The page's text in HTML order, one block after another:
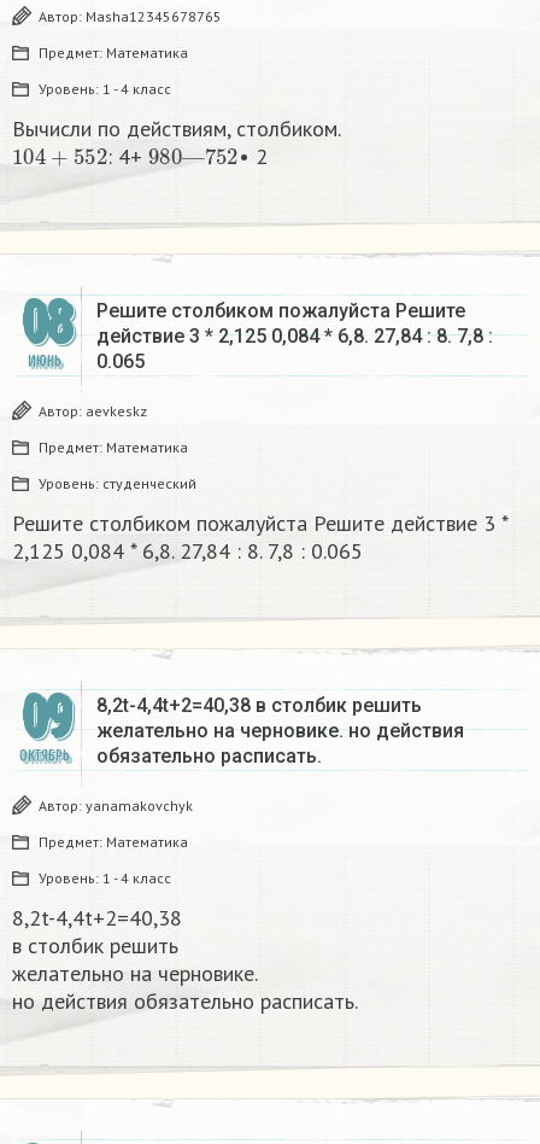
Автор: Masha12345678765
Предмет: Математика
Уровень: 1 - 4 класс
Вычисли по действиям, столбиком.
104+552 : 4+ 980—
752 • 2​
08
ИЮНЬ
Решите столбиком пожалуйста Решите
действие 3 * 2,125 0,084 * 6,8. 27,84 : 8. 7,8 :
0.065
Автор: aevkeskz
Предмет: Математика
Уровень: студенческий
Решите столбиком пожалуйста Решите действие 3 *
2,125 0,084 * 6,8. 27,84 : 8. 7,8 : 0.065
09
ОКТЯБРЬ
8,2t-4,4t+2=40,38 в столбик решить
желательно на черновике. но действия
обязательно расписать.​
Автор: yanamakovchyk
Предмет: Математика
Уровень: 1 - 4 класс
8,2t-4,4t+2=40,38
в столбик решить
желательно на черновике.
но действия обязательно расписать.​